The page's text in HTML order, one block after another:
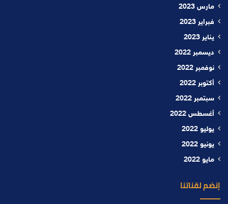
مارس 2023
فبراير 2023
يناير 2023
ديسمبر 2022
نوفمبر 2022
أكتوبر 2022
سبتمبر 2022
أغسطس 2022
يوليو 2022
يونيو 2022
مايو 2022
إنضم لقناتنا